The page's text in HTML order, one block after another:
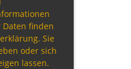
finden
Sie
oder sich
lassen.